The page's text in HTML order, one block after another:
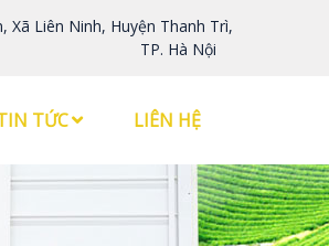
Xã Liên Ninh, Huyện Thanh Trì,
TP. Hà Nội
TỨC LIÊN HỆ